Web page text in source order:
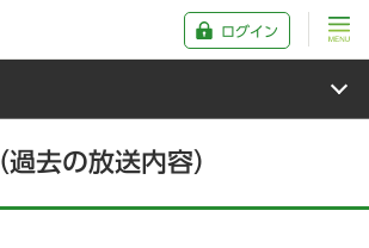
ログイン
去の放送内容）